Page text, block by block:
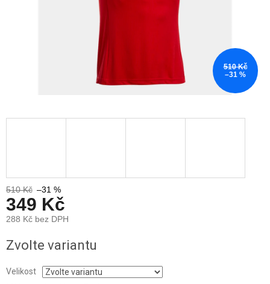
510 Kč
–31 %
510 Kč –31 %
349 Kč
288 Kč bez DPH
cena:
Zvolte variantu
Velikost